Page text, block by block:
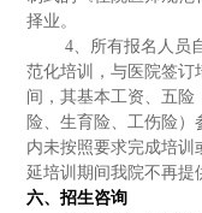
择业。
4、所有报名人员
范化培训，与医院签订
间，其基本工资、五险
险、生育险、工伤险
内未按照要求完成培训
延培训期间我院不再提
六、招生咨询